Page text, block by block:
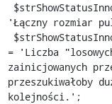
'Łączny rozmiar
= 'Liczba
zainicjowanych
przeszukiwałoby
kolejności.';